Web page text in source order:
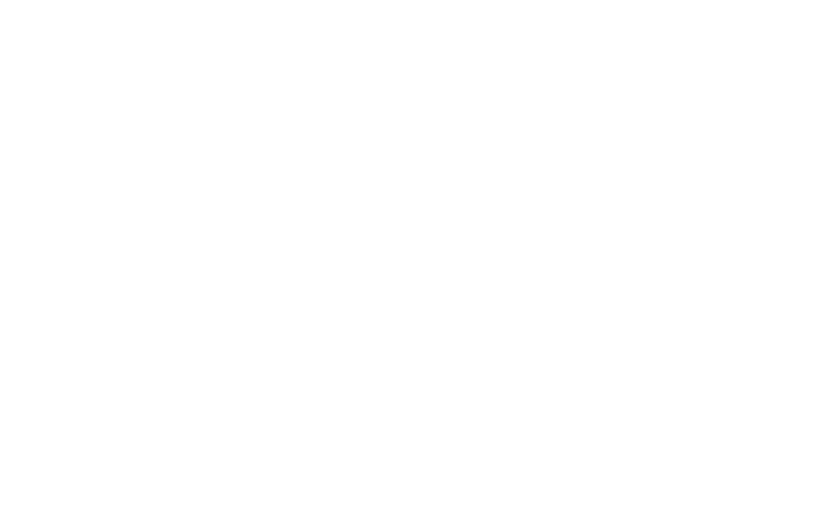
täglichen Tauchausfahrten im Juni 2022!
Erlebnisse von den Tauchausfahrten auf unserem farbenfrohen
Unterwasser Sichtungen erfreuen und sie über sowie unter Wasser auf ihrer Reise begleiten.
wir euch hier stets auf dem Laufenden. Egal, ob Early Morning oder Nachttauchgang – Ihr könnt es mitverfolgen. Auch
Programm. Ob im Norden oder Süden, ihr seid mit an Bord!
Seid dabei und begleitet uns 365 Tage im Jahr auf eine erstaunliche Reise in einen andere Welt!
Wir waren das einzige Boot vor Ort und konnten in aller Ruhe stöbern. Der „Fernseher-Block“